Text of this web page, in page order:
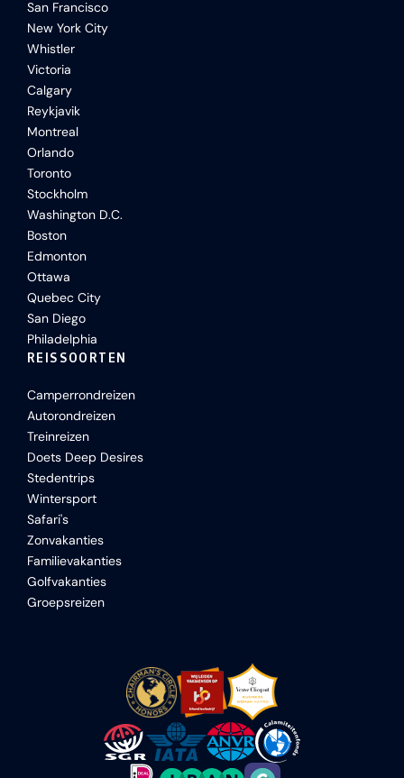
San Francisco
New York City
Whistler
Victoria
Calgary
Reykjavik
Montreal
Orlando
Toronto
Stockholm
Washington D.C.
Boston
Edmonton
Ottawa
Quebec City
San Diego
Philadelphia
REISSOORTEN
Camperrondreizen
Autorondreizen
Treinreizen
Doets Deep Desires
Stedentrips
Wintersport
Safari's
Zonvakanties
Familievakanties
Golfvakanties
Groepsreizen